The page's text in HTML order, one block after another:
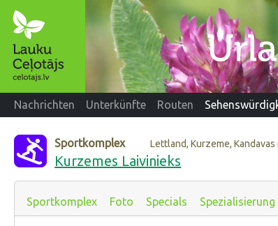
Nachrichten Unterkünfte Routen
Sportkomplex Lettland, Kurzeme, Kandavas
Kurzemes Laivinieks
Sportkomplex Foto Specials Spezialisierung